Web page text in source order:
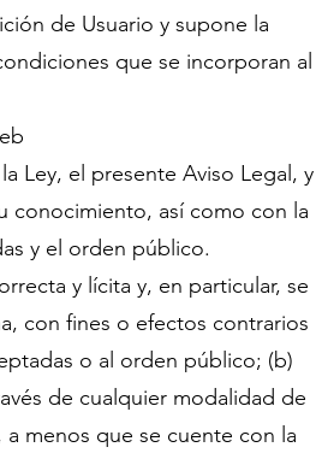
de Usuario y supone la
que se incorporan al
Ley, el presente Aviso Legal, y
conocimiento, así como con la
y el orden público.
y lícita y, en particular, se
con fines o efectos contrarios
o al orden público; (b)
de cualquier modalidad de
menos que se cuente con la